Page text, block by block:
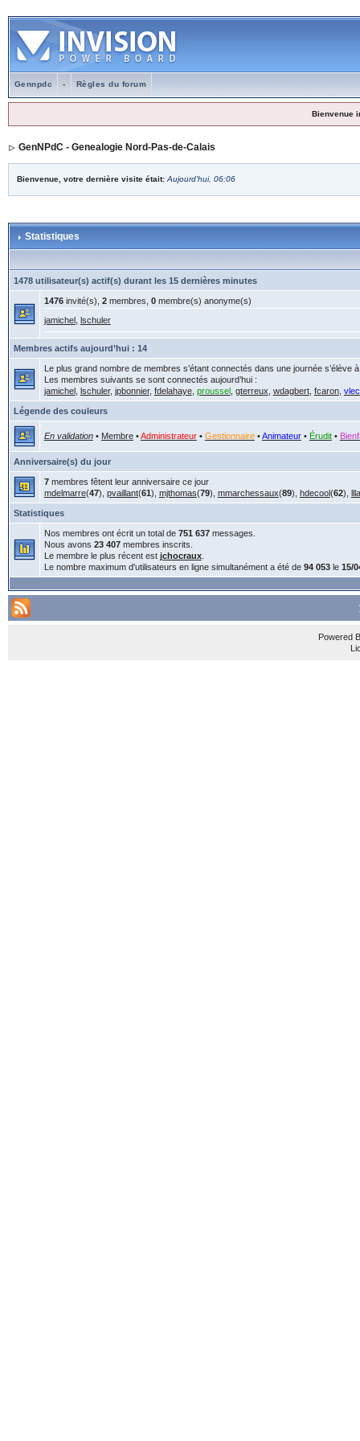
Gennpdc - Règles du forum
Bienvenue
GenNPdC - Genealogie Nord-Pas-de-Calais
Bienvenue, votre dernière visite était: Aujourd'hui, 06:06
Statistiques
1478 utilisateur(s) actif(s) durant les 15 dernières minutes
1476invité(s), 2membres, 0membre(s) anonyme(s)
jamichel, lschuler
Membres actifs aujourd’hui : 14
Le plus grand nombre de membres s’étant connectés dans une journée s’élève
Les membres suivants se sont connectés aujourd’hui :
jamichel, lschuler, jpbonnier, fdelahaye, proussel, gterreux wdagbert, fcaron,
Légende des couleurs
En validation• Membre•Administrateur• Gestionnaire•Animateur• Érudit•
Anniversaire(s) du jour
7membres fêtent leur anniversaire ce jour
mdelmarre(47), pvaillant(61), mjthomas(79), mmarchessaux(89), hdecool(62),
Statistiques
Nos membres ont écrit un total de 751 637messages.
Nous avons 23 407membres inscrits.
Le membre le plus récent est jchocraux.
Le nombre maximum d'utilisateurs en ligne simultanément a été de 94 053le 15/
Powered